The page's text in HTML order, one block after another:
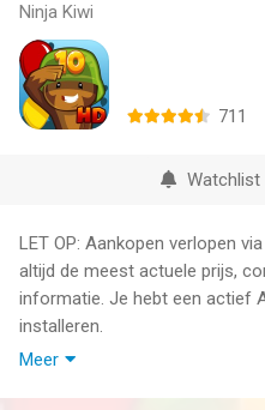
Ninja Kiwi
711
Watchlist
LET OP: Aankopen verlopen
altijd de meest actuele prijs,
informatie. Je hebt een actief
installeren.
Meer